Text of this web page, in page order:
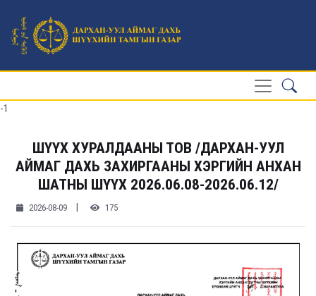
-1
ШҮҮХ ХУРАЛДААНЫ ТОВ /ДАРХАН-УУЛ
АЙМАГ ДАХЬ ЗАХИРГААНЫ ХЭРГИЙН АНХАН
ШАТНЫ ШҮҮХ 2026.06.08-2026.06.12/
2026-08-09 | 175